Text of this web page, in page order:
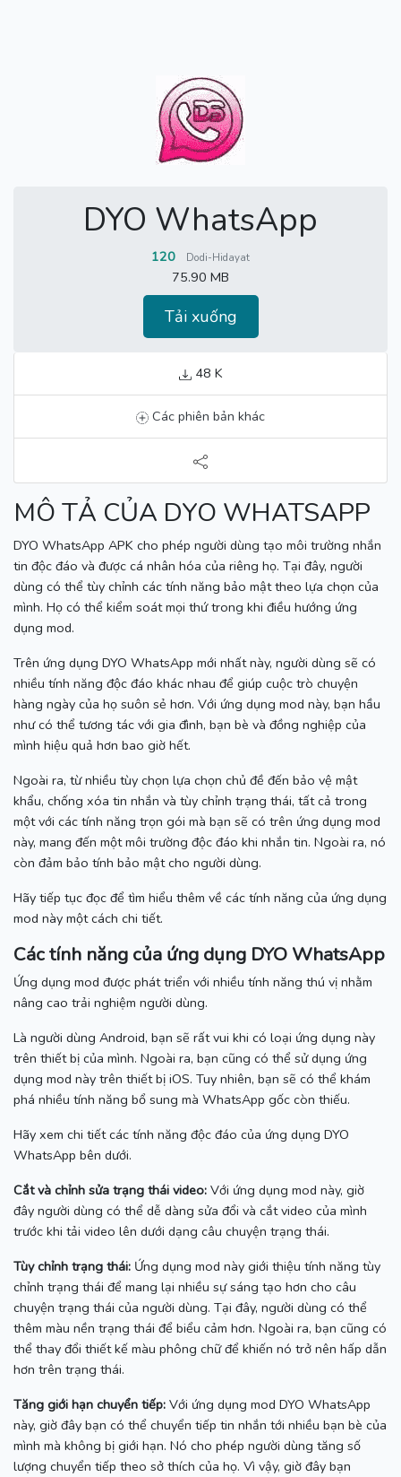
DYO WhatsApp
120 Dodi-Hidayat
75.90 MB
Tải xuống
48 K
Các phiên bản khác
MÔ TẢ CỦA DYO WHATSAPP
DYO WhatsApp APK cho phép người dùng tạo môi trường nhắn
tin độc đáo và được cá nhân hóa của riêng họ. Tại đây, người
dùng có thể tùy chỉnh các tính năng bảo mật theo lựa chọn của
mình. Họ có thể kiểm soát mọi thứ trong khi điều hướng ứng
dụng mod.
Trên ứng dụng DYO WhatsApp mới nhất này, người dùng sẽ có
nhiều tính năng độc đáo khác nhau để giúp cuộc trò chuyện
hàng ngày của họ suôn sẻ hơn. Với ứng dụng mod này, bạn hầu
như có thể tương tác với gia đình, bạn bè và đồng nghiệp của
mình hiệu quả hơn bao giờ hết.
Ngoài ra, từ nhiều tùy chọn lựa chọn chủ đề đến bảo vệ mật
khẩu, chống xóa tin nhắn và tùy chỉnh trạng thái, tất cả trong
một với các tính năng trọn gói mà bạn sẽ có trên ứng dụng mod
này, mang đến một môi trường độc đáo khi nhắn tin. Ngoài ra, nó
còn đảm bảo tính bảo mật cho người dùng.
Hãy tiếp tục đọc để tìm hiểu thêm về các tính năng của ứng dụng
mod này một cách chi tiết.
Các tính năng của ứng dụng DYO WhatsApp
Ứng dụng mod được phát triển với nhiều tính năng thú vị nhằm
nâng cao trải nghiệm người dùng.
Là người dùng Android, bạn sẽ rất vui khi có loại ứng dụng này
trên thiết bị của mình. Ngoài ra, bạn cũng có thể sử dụng ứng
dụng mod này trên thiết bị iOS. Tuy nhiên, bạn sẽ có thể khám
phá nhiều tính năng bổ sung mà WhatsApp gốc còn thiếu.
Hãy xem chi tiết các tính năng độc đáo của ứng dụng DYO
WhatsApp bên dưới.
Cắt và chỉnh sửa trạng thái video: Với ứng dụng mod này, giờ
đây người dùng có thể dễ dàng sửa đổi và cắt video của mình
trước khi tải video lên dưới dạng câu chuyện trạng thái.
Tùy chỉnh trạng thái: Ứng dụng mod này giới thiệu tính năng tùy
chỉnh trạng thái để mang lại nhiều sự sáng tạo hơn cho câu
chuyện trạng thái của người dùng. Tại đây, người dùng có thể
thêm màu nền trạng thái để biểu cảm hơn. Ngoài ra, bạn cũng có
thể thay đổi thiết kế màu phông chữ để khiến nó trở nên hấp dẫn
hơn trên trạng thái.
Tăng giới hạn chuyển tiếp: Với ứng dụng mod DYO WhatsApp
này, giờ đây bạn có thể chuyển tiếp tin nhắn tới nhiều bạn bè của
mình mà không bị giới hạn. Nó cho phép người dùng tăng số
lượng chuyển tiếp theo sở thích của họ. Vì vậy, giờ đây bạn